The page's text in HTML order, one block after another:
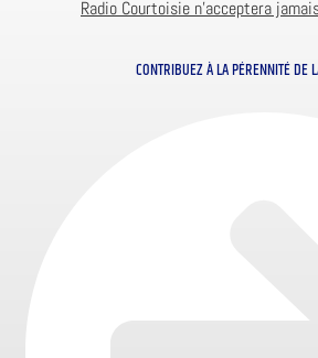
Radio Courtoisie n’acceptera
CONTRIBUEZ À LA PÉRENNITÉ DE